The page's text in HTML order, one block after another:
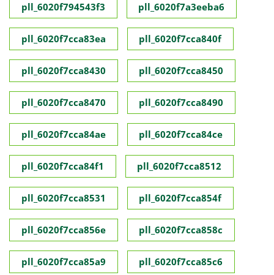
pll_6020f794543f3 pll_6020f7a3eeba6
pll_6020f7cca83ea pll_6020f7cca840f
pll_6020f7cca8430 pll_6020f7cca8450
pll_6020f7cca8470 pll_6020f7cca8490
pll_6020f7cca84ae pll_6020f7cca84ce
pll_6020f7cca84f1 pll_6020f7cca8512
pll_6020f7cca8531 pll_6020f7cca854f
pll_6020f7cca856e pll_6020f7cca858c
pll_6020f7cca85a9 pll_6020f7cca85c6